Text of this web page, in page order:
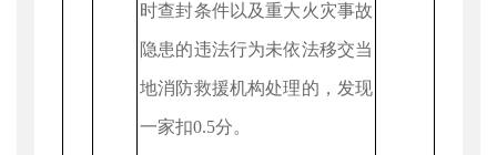
时查封条件以及重大火灾事故
隐患的违法行为未依法移交当
地消防救援机构处理的，发现
一家扣0.5分。